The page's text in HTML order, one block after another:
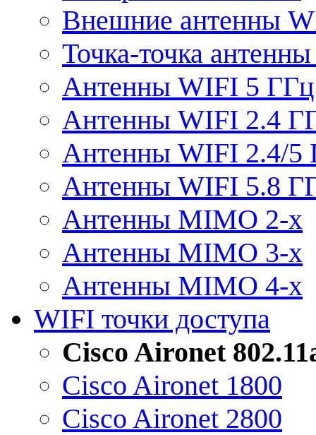
Внешние антенны
Точка-точка
Антенны WIFI 5 ГГц
Антенны WIFI 2.4
Антенны WIFI 2.4/5
Антенны WIFI 5.8
Антенны MIMO 2-x
Антенны MIMO 3-x
Антенны MIMO 4-x
WIFI точки доступа
Cisco Aironet
Cisco Aironet 1800
Cisco Aironet 2800